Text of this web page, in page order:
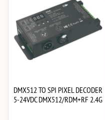
DMX512 TO SPI PIXEL DECODER
5-24VDC DMX512/RDM+RF 2.4G